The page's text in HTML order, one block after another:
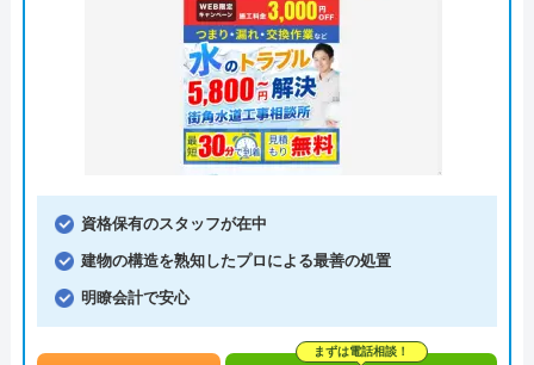
資格保有のスタッフが在中
建物の構造を熟知したプロによる最善の処置
明瞭会計で安心
まずは電話相談！